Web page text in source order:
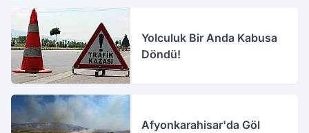
Yolculuk Bir Anda Kabusa
Döndü!
Afyonkarahisar'da Göl